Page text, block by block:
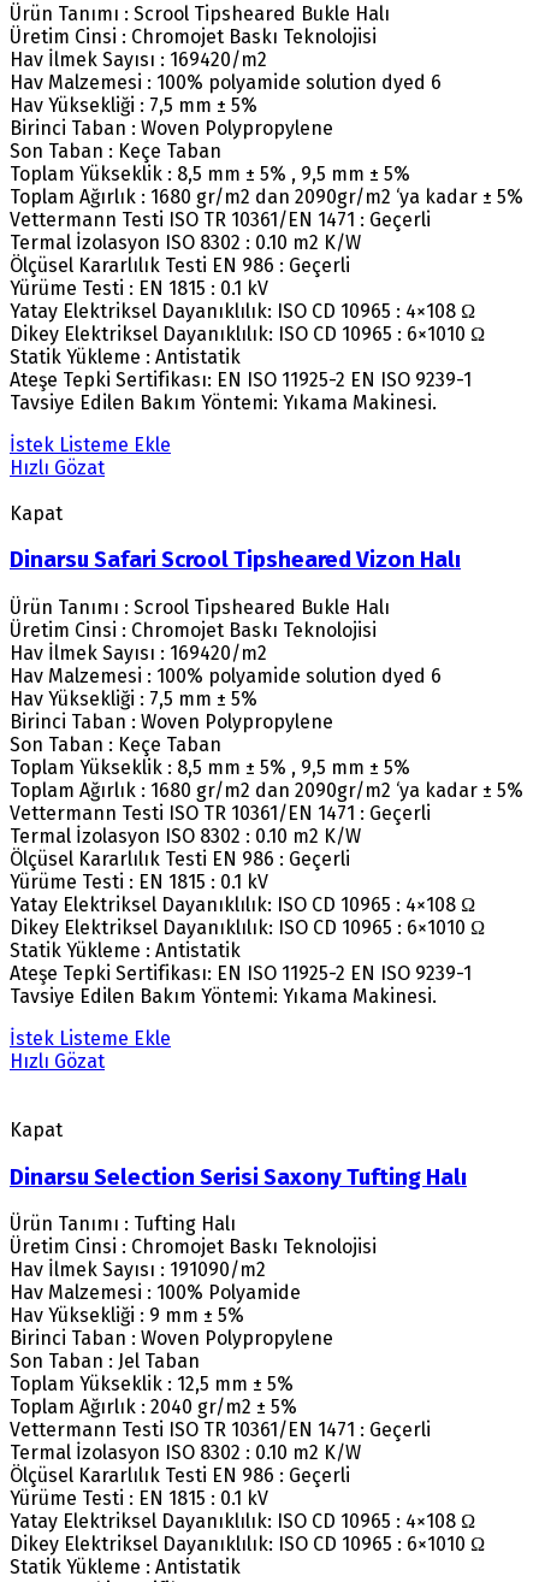
Ürün Tanımı : Scrool Tipsheared Bukle Halı
Üretim Cinsi : Chromojet Baskı Teknolojisi
Hav İlmek Sayısı : 169420/m2
Hav Malzemesi : 100% polyamide solution dyed 6
Hav Yüksekliği : 7,5 mm ± 5%
Birinci Taban : Woven Polypropylene
Son Taban : Keçe Taban
Toplam Yükseklik : 8,5 mm ± 5% , 9,5 mm ± 5%
Toplam Ağırlık : 1680 gr/m2 dan 2090gr/m2 ‘ya kadar ± 5%
Vettermann Testi ISO TR 10361/EN 1471 : Geçerli
Termal İzolasyon ISO 8302 : 0.10 m2 K/W
Ölçüsel Kararlılık Testi EN 986 : Geçerli
Yürüme Testi : EN 1815 : 0.1 kV
Yatay Elektriksel Dayanıklılık: ISO CD 10965 : 4×108 Ω
Dikey Elektriksel Dayanıklılık: ISO CD 10965 : 6×1010 Ω
Statik Yükleme : Antistatik
Ateşe Tepki Sertifikası: EN ISO 11925-2 EN ISO 9239-1
Tavsiye Edilen Bakım Yöntemi: Yıkama Makinesi.
İstek Listeme Ekle
Hızlı Gözat
Kapat
Dinarsu Safari Scrool Tipsheared Vizon Halı
Ürün Tanımı : Scrool Tipsheared Bukle Halı
Üretim Cinsi : Chromojet Baskı Teknolojisi
Hav İlmek Sayısı : 169420/m2
Hav Malzemesi : 100% polyamide solution dyed 6
Hav Yüksekliği : 7,5 mm ± 5%
Birinci Taban : Woven Polypropylene
Son Taban : Keçe Taban
Toplam Yükseklik : 8,5 mm ± 5% , 9,5 mm ± 5%
Toplam Ağırlık : 1680 gr/m2 dan 2090gr/m2 ‘ya kadar ± 5%
Vettermann Testi ISO TR 10361/EN 1471 : Geçerli
Termal İzolasyon ISO 8302 : 0.10 m2 K/W
Ölçüsel Kararlılık Testi EN 986 : Geçerli
Yürüme Testi : EN 1815 : 0.1 kV
Yatay Elektriksel Dayanıklılık: ISO CD 10965 : 4×108 Ω
Dikey Elektriksel Dayanıklılık: ISO CD 10965 : 6×1010 Ω
Statik Yükleme : Antistatik
Ateşe Tepki Sertifikası: EN ISO 11925-2 EN ISO 9239-1
Tavsiye Edilen Bakım Yöntemi: Yıkama Makinesi.
İstek Listeme Ekle
Hızlı Gözat
Kapat
Dinarsu Selection Serisi Saxony Tufting Halı
Ürün Tanımı : Tufting Halı
Üretim Cinsi : Chromojet Baskı Teknolojisi
Hav İlmek Sayısı : 191090/m2
Hav Malzemesi : 100% Polyamide
Hav Yüksekliği : 9 mm ± 5%
Birinci Taban : Woven Polypropylene
Son Taban : Jel Taban
Toplam Yükseklik : 12,5 mm ± 5%
Toplam Ağırlık : 2040 gr/m2 ± 5%
Vettermann Testi ISO TR 10361/EN 1471 : Geçerli
Termal İzolasyon ISO 8302 : 0.10 m2 K/W
Ölçüsel Kararlılık Testi EN 986 : Geçerli
Yürüme Testi : EN 1815 : 0.1 kV
Yatay Elektriksel Dayanıklılık: ISO CD 10965 : 4×108 Ω
Dikey Elektriksel Dayanıklılık: ISO CD 10965 : 6×1010 Ω
Statik Yükleme : Antistatik